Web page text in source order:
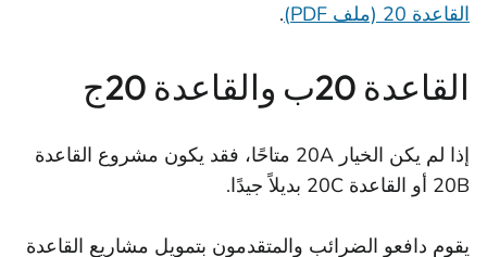
القاعدة 20 (ملف PDF)
.
القاعدة 20ب والقاعدة 20ج
إذا لم يكن الخيار 20A متاحًا، فقد يكون مشروع القاعدة
20B أو القاعدة 20C بديلاً جيدًا.
يقوم دافعو الضرائب والمتقدمون بتمويل مشاريع القاعدة